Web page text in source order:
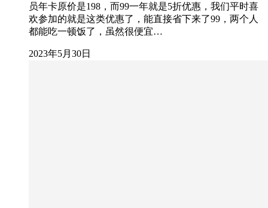
员年卡原价是198，而99一年就是5折优惠，我们平时喜
欢参加的就是这类优惠了，能直接省下来了99，两个人
都能吃一顿饭了，虽然很便宜…
2023年5月30日